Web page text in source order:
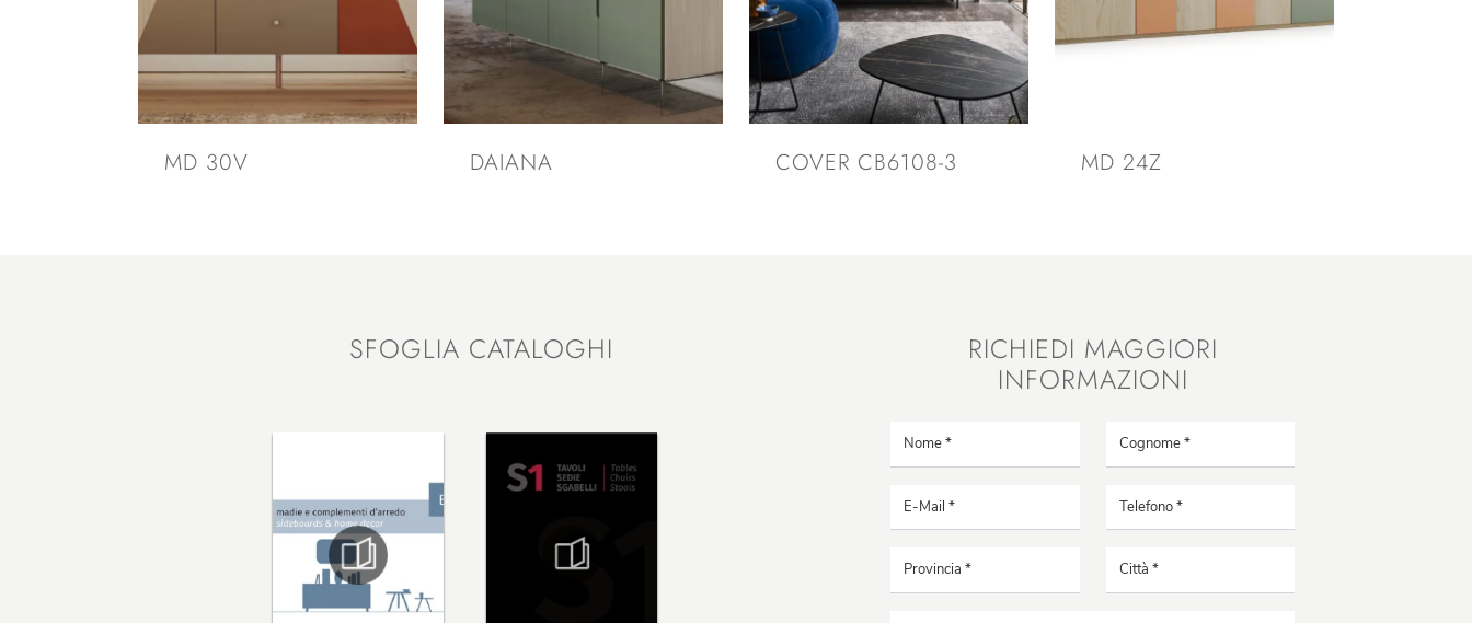
MD 30V DAIANA COVER CB6108-3 MD 24Z
SFOGLIA CATALOGHI
RICHIEDI MAGGIORI
INFORMAZIONI